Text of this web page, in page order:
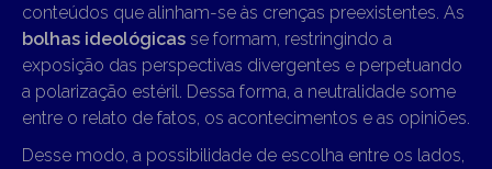
conteúdos que alinham-se às crenças preexistentes. As
bolhas ideológicas se formam, restringindo a
exposição das perspectivas divergentes e perpetuando
a polarização estéril. Dessa forma, a neutralidade some
entre o relato de fatos, os acontecimentos e as opiniões.
Desse modo, a possibilidade de escolha entre os lados,